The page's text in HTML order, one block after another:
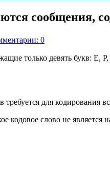
0
только девять букв:
для кодирования
кодовое слово не